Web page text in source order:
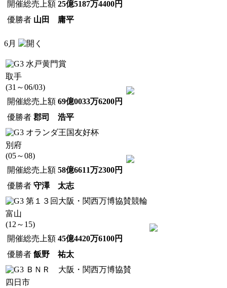
開催総売上額 25億5187万4400円
優勝者 山田 庸平
6月
水戸黄門賞
取手
(31～06/03)
開催総売上額 69億0033万6200円
優勝者 郡司 浩平
オランダ王国友好杯
別府
(05～08)
開催総売上額 58億6611万2300円
優勝者 守澤 太志
第１３回大阪・関西万博協賛競輪
富山
(12～15)
開催総売上額 45億4420万6100円
優勝者 飯野 祐太
ＢＮＲ 大阪・関西万博協賛
四日市